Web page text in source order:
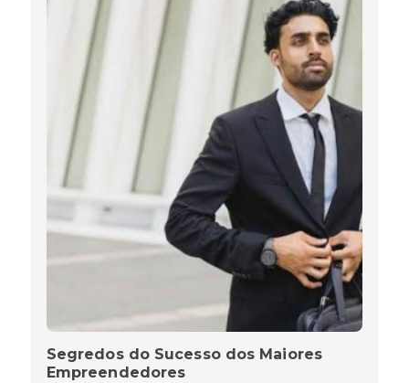
Segredos do Sucesso dos Maiores
Empreendedores